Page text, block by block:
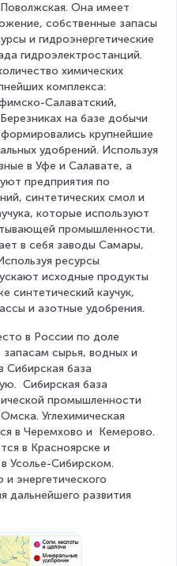
Она имеет
собственные запасы
и гидроэнергетические
гидроэлектростанций.
химических
комплекса:
Салаватский,
на базе добычи
крупнейшие
удобрений. Используя
в Уфе и Салавате, а
предприятия по
синтетических смол и
которые используют
промышленности.
в себя заводы Самары,
ресурсы
исходные продукты
синтетический каучук,
и азотные удобрения.
в России по доле
сырья, водных и
Сибирская база
Сибирская база
промышленности
Углехимическая
в Черемхово и  Кемерово.
в Красноярске и
Усолье-Сибирском.
энергетического
дальнейшего развития